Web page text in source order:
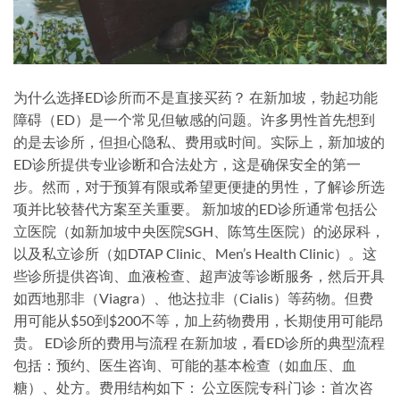
为什么选择ED诊所而不是直接买药？ 在新加坡，勃起功能
障碍（ED）是一个常见但敏感的问题。许多男性首先想到
的是去诊所，但担心隐私、费用或时间。实际上，新加坡的
ED诊所提供专业诊断和合法处方，这是确保安全的第一
步。然而，对于预算有限或希望更便捷的男性，了解诊所选
项并比较替代方案至关重要。 新加坡的ED诊所通常包括公
立医院（如新加坡中央医院SGH、陈笃生医院）的泌尿科，
以及私立诊所（如DTAP Clinic、Men’s Health Clinic）。这
些诊所提供咨询、血液检查、超声波等诊断服务，然后开具
如西地那非（Viagra）、他达拉非（Cialis）等药物。但费
用可能从$50到$200不等，加上药物费用，长期使用可能昂
贵。 ED诊所的费用与流程 在新加坡，看ED诊所的典型流程
包括：预约、医生咨询、可能的基本检查（如血压、血
糖）、处方。费用结构如下： 公立医院专科门诊：首次咨